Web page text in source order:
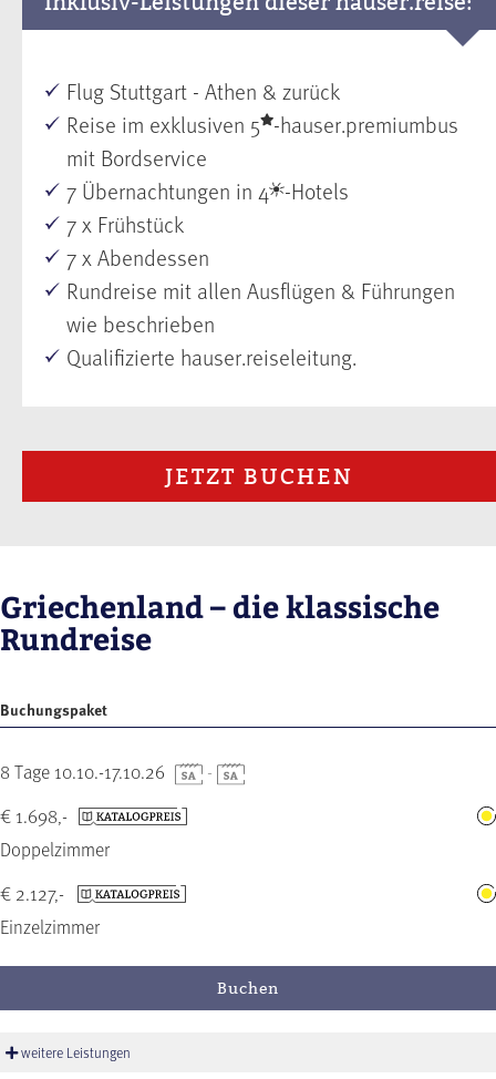
Flug Stuttgart - Athen & zurück
Reise im exklusiven 5 -hauser.premiumbus
mit Bordservice
7 Übernachtungen in 4 -Hotels
7 x Frühstück
7 x Abendessen
Rundreise mit allen Ausflügen & Führungen
wie beschrieben
Qualifizierte hauser.reiseleitung.
JETZT BUCHEN
Griechenland – die klassische
Rundreise
Buchungspaket
8 Tage 10.10.-17.10.26 -
Doppelzimmer
€ 1.698,-
Einzelzimmer
€ 2.127,-
Buchen
weitere Leistungen